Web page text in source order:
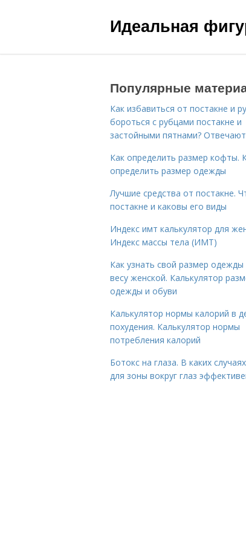
Идеальная
Популярные
Как избавиться от постакне и
бороться с рубцами постакне и
застойными пятнами?
Как определить размер кофты.
определить размер одежды
Лучшие средства от постакне.
постакне и каковы его виды
Индекс имт калькулятор для
Индекс массы тела (ИМТ)
Как узнать свой размер одежды
весу женской. Калькулятор
одежды и обуви
Калькулятор нормы калорий в
похудения. Калькулятор нормы
потребления калорий
Ботокс на глаза. В каких
для зоны вокруг глаз